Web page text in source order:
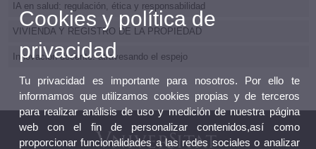
IA en salud: regulación, ética y responsabilidad
VIVIENDA Y REGISTRO DE LA PROPIEDAD
Innovación docente: atravesando el espejo
Cookies y política de
privacidad
Tu privacidad es importante para nosotros. Por ello te
informamos que utilizamos cookies propias y de terceros
para realizar análisis de uso y medición de nuestra página
web con el fin de personalizar contenidos,así como
proporcionar funcionalidades a las redes sociales o analizar